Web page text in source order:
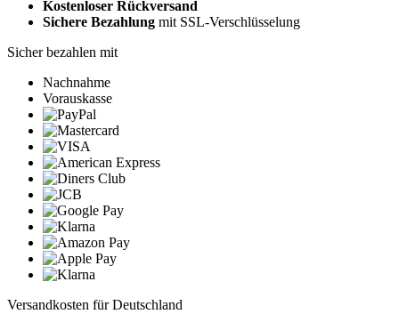
Kostenloser Rückversand
Sichere Bezahlung mit SSL-Verschlüsselung
Sicher bezahlen mit
Nachnahme
Vorauskasse
Versandkosten für Deutschland